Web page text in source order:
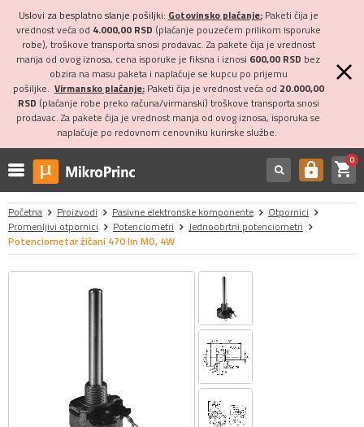
Uslovi za besplatno slanje pošiljki: Gotovinsko plaćanje:Paketi čija je
vrednost veća od 4.000,00 RSD (plaćanje pouzećem prilikom isporuke
robe), troškove transporta snosi prodavac. Za pakete čija je vrednost
manja od ovog iznosa, cena isporuke je fiksna i iznosi 600,00 RSD bez
obzira na masu paketa i naplaćuje se kupcu po prijemu
pošiljke. Virmansko plaćanje:Paketi čija je vrednost veća od 20.000,00
RSD (plaćanje robe preko računa/virmanski) troškove transporta snosi
prodavac. Za pakete čija je vrednost manja od ovog iznosa, isporuka se
naplaćuje po redovnom cenovniku kurirske službe.
https shopping_cart0
Početna Proizvodi Pasivne elektronske komponente
Otpornici
Promenljivi otpornici
Potenciometri
Jednoobrtni potenciometri
Potenciometar žičani 470 lin MO, 4W